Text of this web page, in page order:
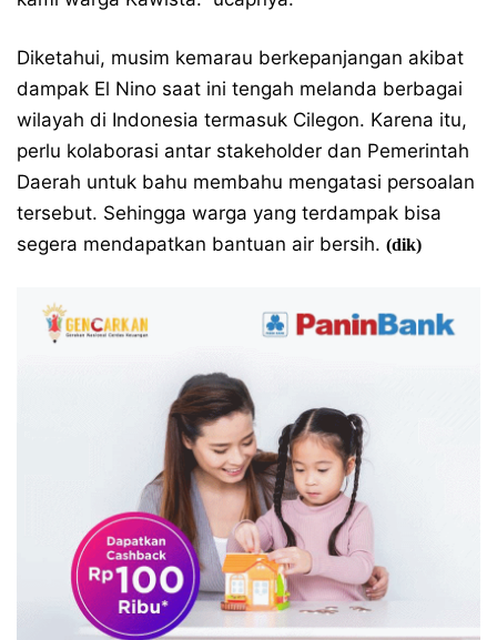
Diketahui, musim kemarau berkepanjangan akibat
dampak El Nino saat ini tengah melanda berbagai
wilayah di Indonesia termasuk Cilegon. Karena itu,
perlu kolaborasi antar stakeholder dan Pemerintah
Daerah untuk bahu membahu mengatasi persoalan
tersebut. Sehingga warga yang terdampak bisa
segera mendapatkan bantuan air bersih. (dik)